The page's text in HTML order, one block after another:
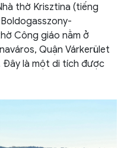
thờ Krisztina (tiếng
Công giáo nằm ở
Quận Várkerület
Đây là một di tích được